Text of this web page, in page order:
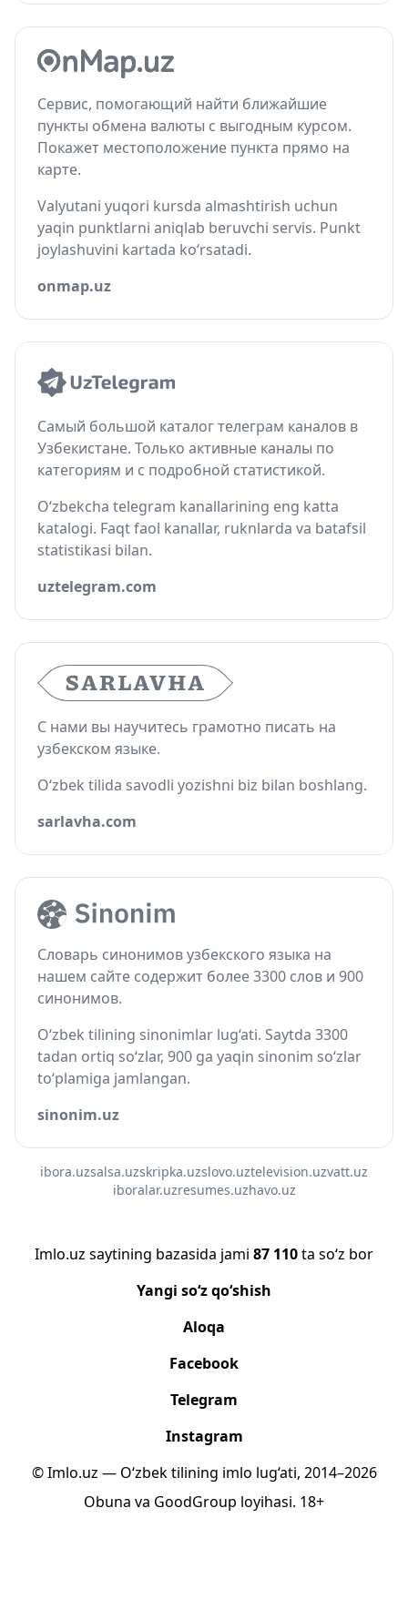
Сервис, помогающий найти ближайшие
пункты обмена валюты с выгодным курсом.
Покажет местоположение пункта прямо на
карте.
Valyutani yuqori kursda almashtirish uchun
yaqin punktlarni aniqlab beruvchi servis. Punkt
joylashuvini kartada ko‘rsatadi.
onmap.uz
Самый большой каталог телеграм каналов в
Узбекистане. Только активные каналы по
категориям и с подробной статистикой.
O‘zbekcha telegram kanallarining eng katta
katalogi. Faqt faol kanallar, ruknlarda va batafsil
statistikasi bilan.
uztelegram.com
С нами вы научитесь грамотно писать на
узбекском языке.
O‘zbek tilida savodli yozishni biz bilan boshlang.
sarlavha.com
Словарь синонимов узбекского языка на
нашем сайте содержит более 3300 слов и 900
синонимов.
O‘zbek tilining sinonimlar lug‘ati. Saytda 3300
tadan ortiq so‘zlar, 900 ga yaqin sinonim so‘zlar
to‘plamiga jamlangan.
sinonim.uz
ibora.uzsalsa.uzskripka.uzslovo.uztelevision.uzvatt.uz
iboralar.uzresumes.uzhavo.uz
Imlo.uz saytining bazasida jami 87 110ta so‘z bor
Yangi so‘z qo‘shish
Aloqa
Facebook
Telegram
Instagram
© Imlo.uz — O‘zbek tilining imlo lug‘ati, 2014–2026
Obuna va GoodGroup loyihasi. 18+